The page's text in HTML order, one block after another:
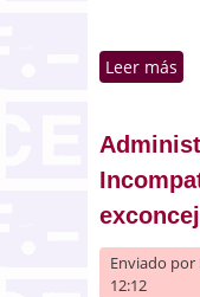
Leer más
Enviado por
12:12